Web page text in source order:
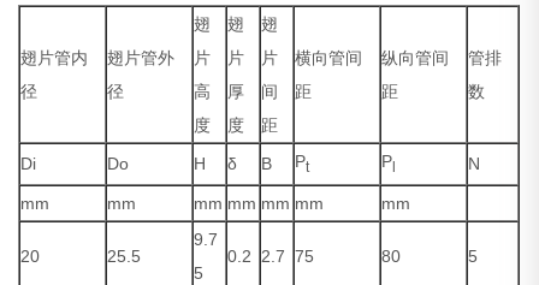
翅片管内
径
翅片管外
径
翅
片
高
度
翅
片
厚
度
翅
片
间
距
横向管间
距
纵向管间
距
管排
数
Di Do H δ B Pt Pl N
mm mm mm mm mm mm mm
20 25.5
9.7
5
0.2 2.7 75 80 5